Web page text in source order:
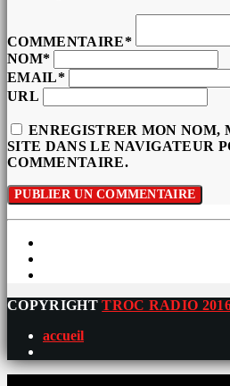
COMMENTAIRE*
NOM*
EMAIL*
URL
ENREGISTRER MON NOM,
SITE DANS LE NAVIGATEUR
COMMENTAIRE.
COPYRIGHTTROC RADIO
accueil